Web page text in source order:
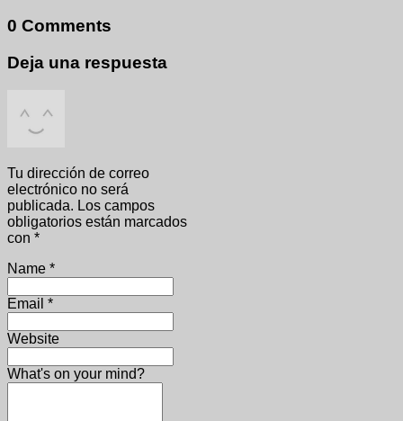
0 Comments
Deja una respuesta
Tu dirección de correo
electrónico no será
publicada. Los campos
obligatorios están marcados
con *
Name *
Email *
Website
What's on your mind?